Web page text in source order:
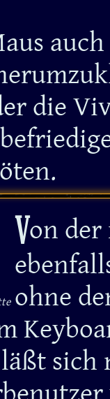
die
Von der
ohne